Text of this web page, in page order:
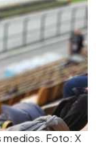
medios. Foto: X